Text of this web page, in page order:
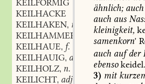
KEILFÖRMIG
KEILHACKE
KEILHAKEN, m.
KEILHAMMER
KEILHAUE, f.
KEILHAUIG, adj.
KEILHOLZ, n.
KEILICHT, adj.
ähnlich;auch
auch aus
kleinigkeit,
samenkorn'
auch aufder
ebensokeidel.
3) mit